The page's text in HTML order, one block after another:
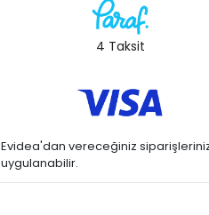
4 Taksit
Evidea'dan vereceğiniz
uygulanabilir.